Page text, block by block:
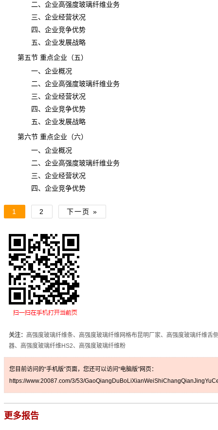
二、企业高强度玻璃纤维业务
三、企业经营状况
四、企业竞争优势
五、企业发展战略
第五节 重点企业（五）
一、企业概况
二、企业高强度玻璃纤维业务
三、企业经营状况
四、企业竞争优势
五、企业发展战略
第六节 重点企业（六）
一、企业概况
二、企业高强度玻璃纤维业务
三、企业经营状况
四、企业竞争优势
1 2 下一页 »
关注： 高强度玻璃纤维条、高强度玻璃纤维网格布昆明厂家、高强度玻璃纤维舌
器、高强度玻璃纤维HS2、高强度玻璃纤维粉
您目前访问的“手机版”页面，您还可以访问“电脑版”网页：
https://www.20087.com/3/53/
更多报告